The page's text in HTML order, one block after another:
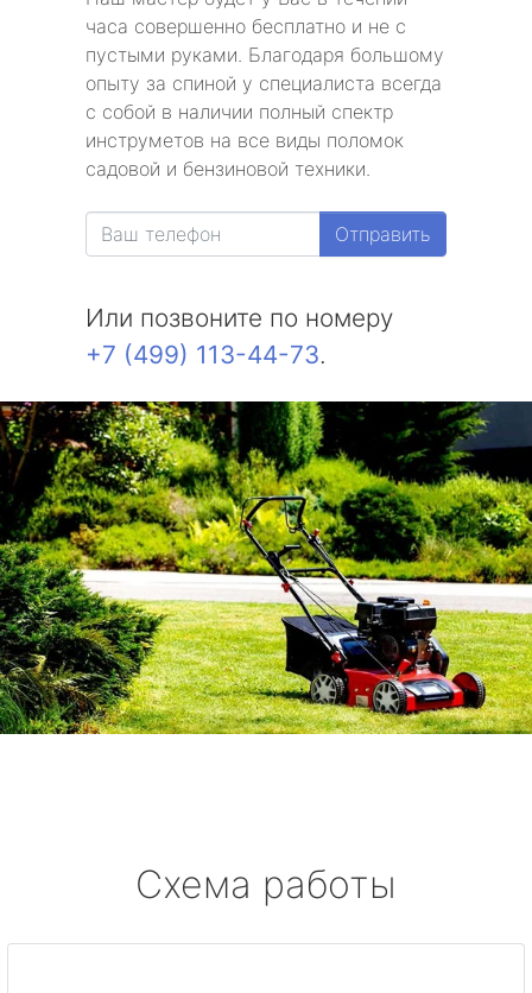
часа совершенно бесплатно и не с
пустыми руками. Благодаря большому
опыту за спиной у специалиста всегда
с собой в наличии полный спектр
инструметов на все виды поломок
садовой и бензиновой техники.
Отправить
Или позвоните по номеру
+7 (499) 113-44-73.
Схема работы